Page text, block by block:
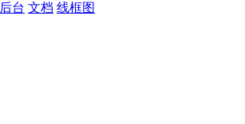
后台 文档 线框图